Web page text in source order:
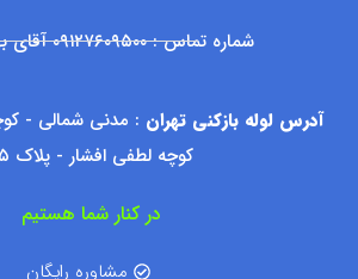
شماره تماس : ۰۹۱۲۷۶۰۹۵۰۰ آقای بهروز رجبی
آدرس لوله بازکنی تهران : مدنی شمالی -
کوچه لطفی افشار - پلاک ۲۵
در کنار شما هستیم
مشاوره رایگان